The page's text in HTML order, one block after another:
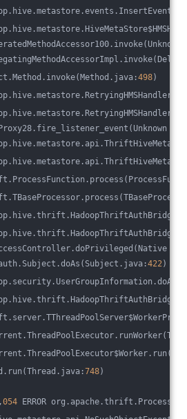
498)
422)
748)
,054 ERROR